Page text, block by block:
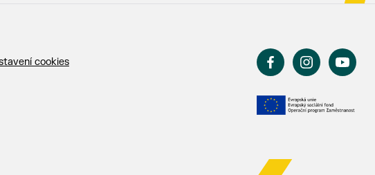
cookies